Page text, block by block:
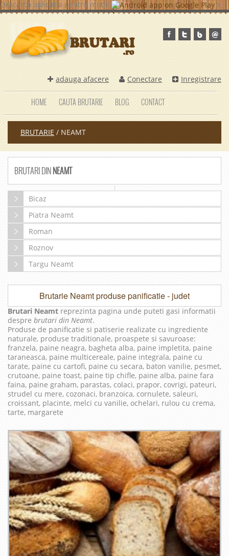
Descarca aplicatia pentru mobil x
adauga afacere Conectare Inregistrare
HOME CAUTA BRUTARIE BLOG CONTACT
BRUTARIE / NEAMT
BRUTARI DINNEAMT
Bicaz
Piatra Neamt
Roman
Roznov
Targu Neamt
Brutarie Neamt produse panificatie - judet
Brutari Neamt reprezinta pagina unde puteti gasi informatii
despre brutari din Neamt.
Produse de panificatie si patiserie realizate cu ingrediente
naturale, produse traditionale, proaspete si savuroase:
franzela, paine neagra, bagheta alba, paine impletita, paine
taraneasca, paine multicereale, paine integrala, paine cu
tarate, paine cu cartofi, paine cu secara, baton vanilie, pesmet,
crutoane, paine toast, paine tip chifle, paine alba, paine fara
faina, paine graham, parastas, colaci, prapor, covrigi, pateuri,
strudel cu mere, cozonaci, branzoica, cornulete, saleuri,
croissant, placinte, melci cu vanilie, ochelari, rulou cu crema,
tarte, margarete